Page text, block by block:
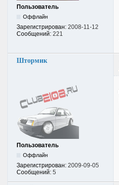
Пользователь
Оффлайн
Зарегистрирован: 2008-11-12
Сообщений: 221
Штормик
Пользователь
Оффлайн
Зарегистрирован: 2009-09-05
Сообщений: 5